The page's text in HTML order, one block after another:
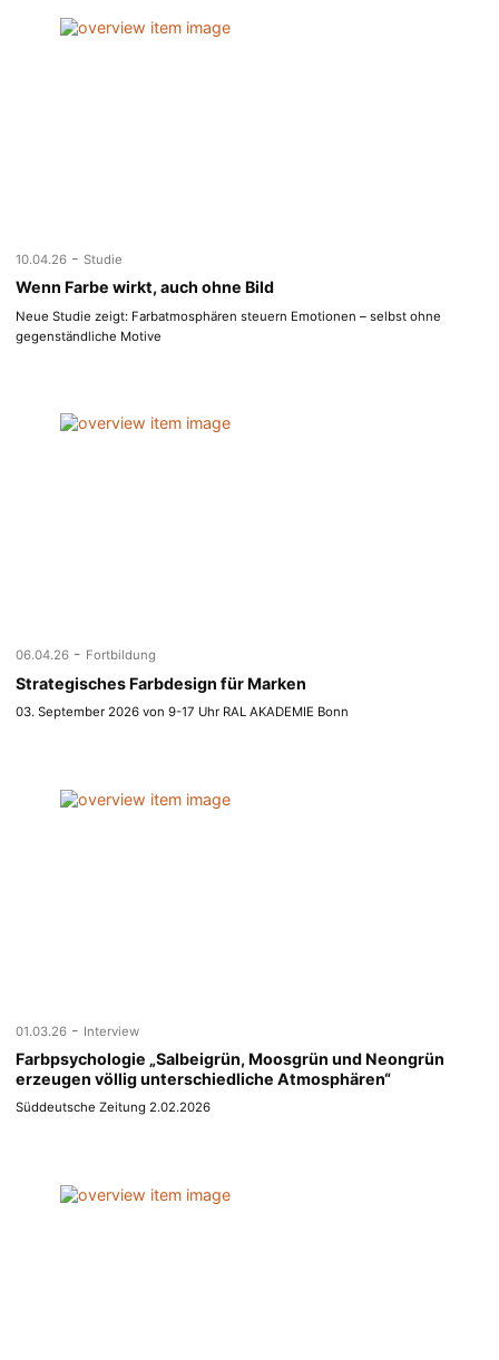
10.04.26 - Studie
Wenn Farbe wirkt, auch ohne Bild
Neue Studie zeigt: Farbatmosphären steuern Emotionen – selbst ohne
gegenständliche Motive
06.04.26 - Fortbildung
Strategisches Farbdesign für Marken
03. September 2026 von 9-17 Uhr RAL AKADEMIE Bonn
01.03.26 - Interview
Farbpsychologie „Salbeigrün, Moosgrün und Neongrün
erzeugen völlig unterschiedliche Atmosphären“
Süddeutsche Zeitung 2.02.2026